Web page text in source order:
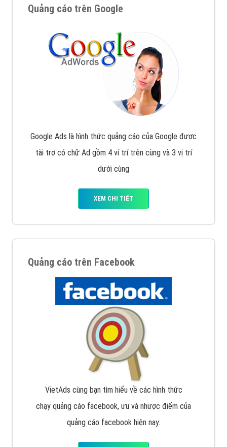
Quảng cáo trên Google
Google Ads là hình thức quảng cáo của Google được
tài trợ có chữ Ad gồm 4 ví trí trên cùng và 3 vị trí
dưới cùng
XEM CHI TIẾT
Quảng cáo trên Facebook
VietAds cùng bạn tìm hiểu về các hình thức
chạy quảng cáo facebook, ưu và nhược điểm của
quảng cáo facebook hiện nay.